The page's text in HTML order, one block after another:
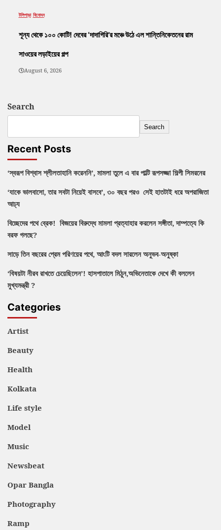
টলিপাড়া বিনোদন
শূন্য থেকে ১০০ কোটি! দেবের ‘দাদাগিরি’র মঞ্চে উঠে এল শান্তিনিকেতনের রাম
সাওয়ের লড়াইয়ের গল্প
August 6, 2026
Search
Search
Recent Posts
‘স্বরূপ বিশ্বাস শ্লীলতাহানি করেননি’, মামলা তুলে এ বার পাল্টি রূপসজ্জা শিল্পী সিমরনের
‘যাকে ভালবাসো, তার সবটা নিয়েই বাসবে’, ৩০ বছর পরও সেই হাতটাই ধরে অপরাজিতা
আঢ্য
বিচ্ছেদের পথে ব্রেক! বিজয়ের বিরুদ্ধে মামলা প্রত্যাহার করলেন সঙ্গীতা, দাম্পত্যে কি
বরফ গলছে?
সাড়ে তিন বছরের প্রেম পরিণয়ের পথে, আংটি বদল সারলেন অনুভব-অনুষ্কা
‘বিষয়টা নীরব রাখতে চেয়েছিলেন’! হাসপাতালে মিঠুন,অভিনেতাকে দেখে কী বললেন
মুখ্যমন্ত্রী ?
Categories
Artist
Beauty
Health
Kolkata
Life style
Model
Music
Newsbeat
Opar Bangla
Photography
Ramp